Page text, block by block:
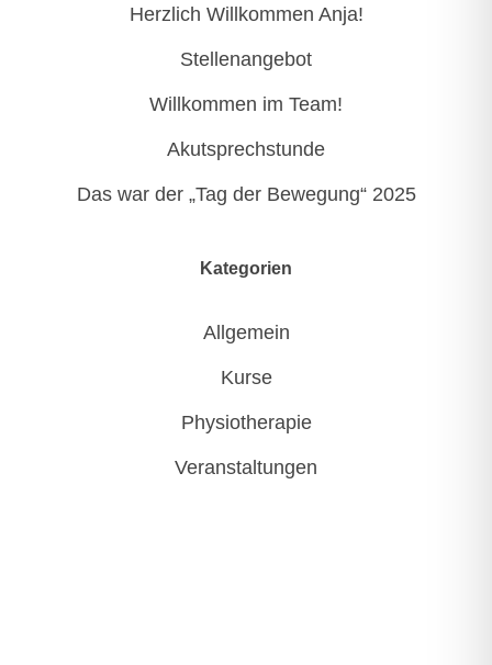
Herzlich Willkommen Anja!
Stellenangebot
Willkommen im Team!
Akutsprechstunde
Das war der „Tag der Bewegung“ 2025
Kategorien
Allgemein
Kurse
Physiotherapie
Veranstaltungen